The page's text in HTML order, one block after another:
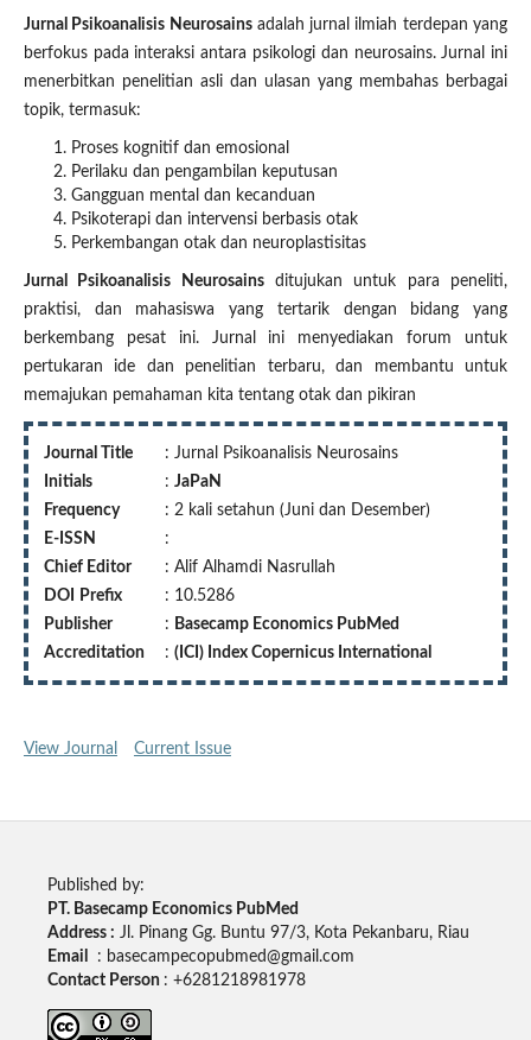
Jurnal Psikoanalisis Neurosainsadalah jurnal ilmiah terdepan yang
berfokus pada interaksi antara psikologi dan neurosains. Jurnal ini
menerbitkan penelitian asli dan ulasan yang membahas berbagai
topik, termasuk:
Proses kognitif dan emosional
Perilaku dan pengambilan keputusan
Gangguan mental dan kecanduan
Psikoterapi dan intervensi berbasis otak
Perkembangan otak dan neuroplastisitas
Jurnal Psikoanalisis Neurosainsditujukan untuk para peneliti,
praktisi, dan mahasiswa yang tertarik dengan bidang yang
berkembang pesat ini. Jurnal ini menyediakan forum untuk
pertukaran ide dan penelitian terbaru, dan membantu untuk
memajukan pemahaman kita tentang otak dan pikiran
Journal Title
: Jurnal Psikoanalisis Neurosains
Initials
: JaPaN
Frequency
: 2 kali setahun (Juni dan Desember)
E-ISSN
:
Chief Editor
: Alif Alhamdi Nasrullah
DOI
Prefix
: 10.5286
Publisher
: Basecamp Economics PubMed
Accreditation
: (ICI) Index Copernicus International
View Journal Current Issue
Published by:
PT. Basecamp Economics PubMed
Address : Jl. Pinang Gg. Buntu 97/3, Kota Pekanbaru, Riau
Email
: basecampecopubmed@gmail.com
Contact Person : +6281218981978